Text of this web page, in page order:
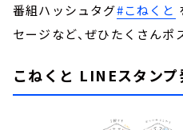
番組ハッシュタグ#こねくと
セージなど、ぜひたくさんポ
こねくと LINEスタンプ